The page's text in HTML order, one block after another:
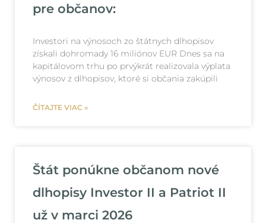
pre občanov:
Investori na výnosoch zo štátnych dlhopisov
získali dohromady 16 miliónov EUR Dnes sa na
kapitálovom trhu po prvýkrát realizovala výplata
výnosov z dlhopisov, ktoré si občania zakúpili
ČÍTAJTE VIAC »
Štát ponúkne občanom nové
dlhopisy Investor II a Patriot II
už v marci 2026